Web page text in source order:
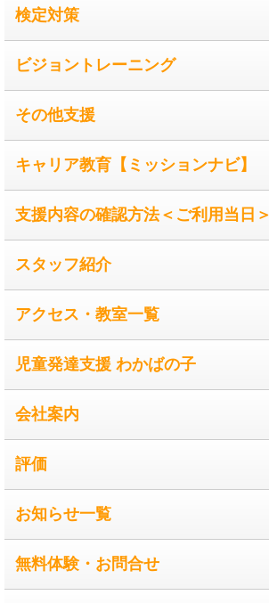
検定対策
ビジョントレーニング
その他支援
キャリア教育【ミッションナビ】
支援内容の確認方法＜ご利用当日＞
スタッフ紹介
アクセス・教室一覧
児童発達支援 わかばの子
会社案内
評価
お知らせ一覧
無料体験・お問合せ